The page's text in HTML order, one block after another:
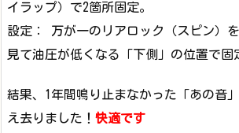
イラップ）で2箇所固定。
設定： 万が一のリアロック（スピン）
見て油圧が低くなる「下側」の位置で固
結果、1年間鳴り止まなかった「あの音
え去りました！ 快適です